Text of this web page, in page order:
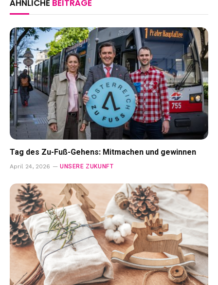
ÄHNLICHE BEITRÄGE
Tag des Zu-Fuß-Gehens: Mitmachen und gewinnen
April 24, 2026 UNSERE ZUKUNFT